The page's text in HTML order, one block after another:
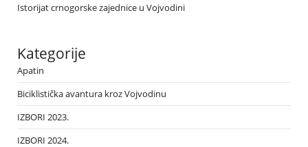
Istorijat crnogorske zajednice u Vojvodini
Kategorije
Apatin
Biciklistička avantura kroz Vojvodinu
IZBORI 2023.
IZBORI 2024.